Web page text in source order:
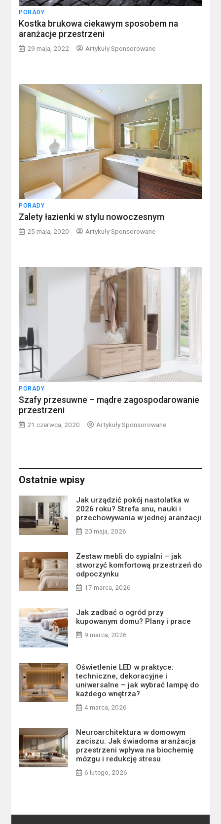
PORADY
Kostka brukowa ciekawym sposobem na
aranżacje przestrzeni
29 maja, 2022 Artykuły Sponsorowane
PORADY
Zalety łazienki w stylu nowoczesnym
25 maja, 2020 Artykuły Sponsorowane
PORADY
Szafy przesuwne – mądre zagospodarowanie
przestrzeni
21 czerwca, 2020 Artykuły Sponsorowane
Ostatnie wpisy
Jak urządzić pokój nastolatka w
2026 roku? Strefa snu, nauki i
przechowywania w jednej aranżacji
20 maja, 2026
Zestaw mebli do sypialni – jak
stworzyć komfortową przestrzeń do
odpoczynku
17 marca, 2026
Jak zadbać o ogród przy
kupowanym domu? Plany i prace
9 marca, 2026
Oświetlenie LED w praktyce:
techniczne, dekoracyjne i
uniwersalne – jak wybrać lampę do
każdego wnętrza?
4 marca, 2026
Neuroarchitektura w domowym
zaciszu: Jak świadoma aranżacja
przestrzeni wpływa na biochemię
mózgu i redukcję stresu
6 lutego, 2026